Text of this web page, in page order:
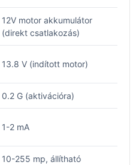
12V motor akkumulátor
(direkt csatlakozás)
13.8 V (indított motor)
0.2 G (aktivációra)
1-2 mA
10-255 mp, állítható